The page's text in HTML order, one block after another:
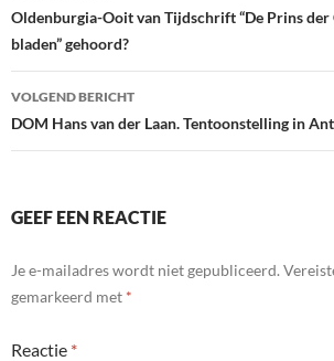
o
o
k
dI
Oldenburgia-Ooit van Tijdschrift “De Prins
bladen” gehoord?
VOLGEND BERICHT
DOM Hans van der Laan. Tentoonstelling in
GEEF EEN REACTIE
Je e-mailadres wordt niet gepubliceerd.
gemarkeerd met *
Reactie *